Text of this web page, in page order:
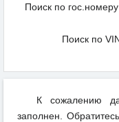
Поиск по гос.номеру
Поиск по
К сожалению
заполнен.